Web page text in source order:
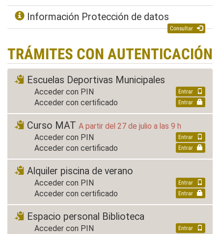
Información Protección de datos
Consultar
TRÁMITES CON AUTENTICACIÓN
Escuelas Deportivas Municipales
Acceder con PIN Entrar
Acceder con certificado Entrar
Curso MAT A partir del 27 de julio a las 9 h
Acceder con PIN
Entrar
Acceder con certificado Entrar
Alquiler piscina de verano
Acceder con PIN Entrar
Acceder con certificado Entrar
Espacio personal Biblioteca
Acceder con PIN Entrar